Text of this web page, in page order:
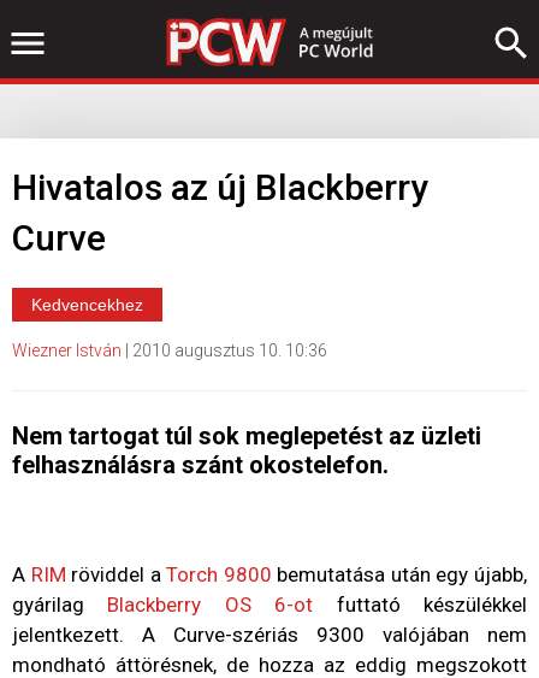
Hivatalos az új Blackberry
Curve
Kedvencekhez
Wiezner István 2010 augusztus 10. 10:36
Nem tartogat túl sok meglepetést az üzleti
felhasználásra szánt okostelefon.
A RIM röviddel aTorch 9800 bemutatása után egy újabb,
gyárilag Blackberry OS 6-ot futtató készülékkel
jelentkezett. A Curve-szériás 9300 valójában nem
mondható áttörésnek, de hozza az eddig megszokott